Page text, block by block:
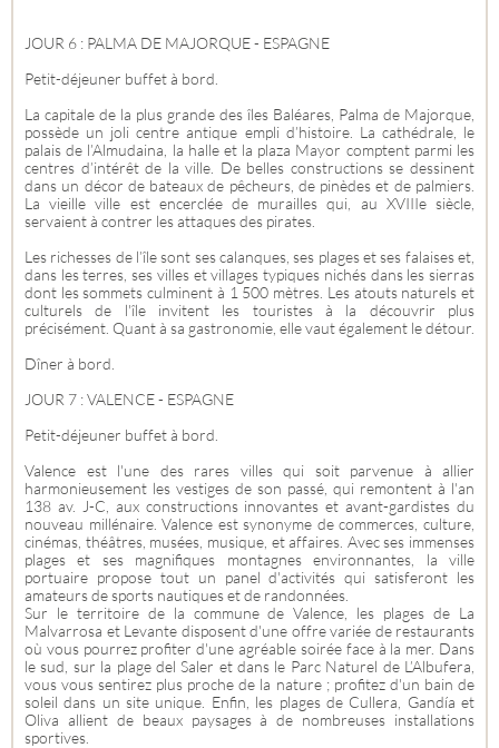
JOUR 6 : PALMA DE MAJORQUE - ESPAGNE
Petit-déjeuner buffet à bord.
La capitale de la plus grande des îles Baléares, Palma de Majorque,
possède un joli centre antique empli d’histoire. La cathédrale, le
palais de l’Almudaina, la halle et la plaza Mayor comptent parmi les
centres d’intérêt de la ville. De belles constructions se dessinent
dans un décor de bateaux de pêcheurs, de pinèdes et de palmiers.
La vieille ville est encerclée de murailles qui, au XVIIIe siècle,
servaient à contrer les attaques des pirates.
Les richesses de l’île sont ses calanques, ses plages et ses falaises et,
dans les terres, ses villes et villages typiques nichés dans les sierras
dont les sommets culminent à 1 500 mètres. Les atouts naturels et
culturels de l'île invitent les touristes à la découvrir plus
précisément. Quant à sa gastronomie, elle vaut également le détour.
Dîner à bord.
JOUR 7 : VALENCE - ESPAGNE
Petit-déjeuner buffet à bord.
Valence est l'une des rares villes qui soit parvenue à allier
harmonieusement les vestiges de son passé, qui remontent à l'an
138 av. J-C, aux constructions innovantes et avant-gardistes du
nouveau millénaire. Valence est synonyme de commerces, culture,
cinémas, théâtres, musées, musique, et affaires. Avec ses immenses
plages et ses magnifiques montagnes environnantes, la ville
portuaire propose tout un panel d'activités qui satisferont les
amateurs de sports nautiques et de randonnées.
Sur le territoire de la commune de Valence, les plages de La
Malvarrosa et Levante disposent d'une offre variée de restaurants
où vous pourrez profiter d'une agréable soirée face à la mer. Dans
le sud, sur la plage del Saler et dans le Parc Naturel de L’Albufera,
vous vous sentirez plus proche de la nature ; profitez d'un bain de
soleil dans un site unique. Enfin, les plages de Cullera, Gandía et
Oliva allient de beaux paysages à de nombreuses installations
sportives.